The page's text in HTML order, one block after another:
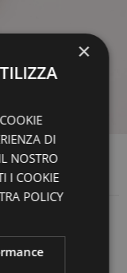
×
DI
NOSTRO
I COOKIE
POLICY